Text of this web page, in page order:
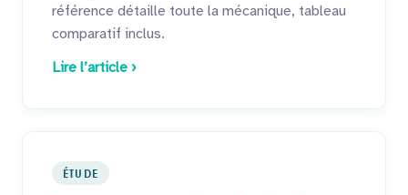
référence détaille toute la mécanique, tableau
comparatif inclus.
Lire l’article ›
ÉTUDE